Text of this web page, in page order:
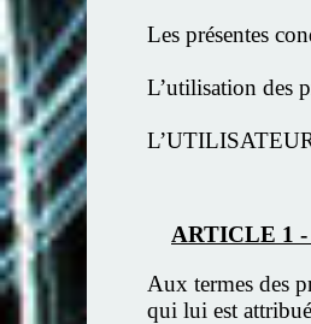
Les présentes
L’utilisation des
ARTICLE 1
Aux termes des
qui lui est